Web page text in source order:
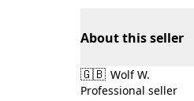
About this seller
🇬🇧 Wolf W.
Professional seller